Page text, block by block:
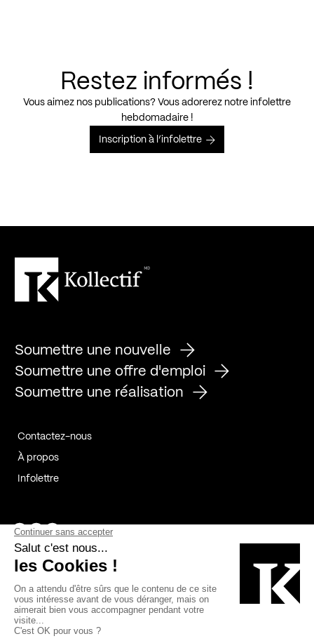
Restez informés !
Vous aimez nos publications? Vous adorerez notre infolettre
hebdomadaire !
Inscription à l’infolettre
Soumettre une nouvelle
Soumettre une offre d'emploi
Soumettre une réalisation
Contactez-nous
À propos
Infolettre
Page Facebook de Kollectif
Page Instagram de Kollectif
Page Linkedin de Kollectif
Bâtiment-Durable-Québec-1
Esquisses-1IRAC-1